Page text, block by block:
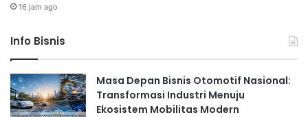
16 jam ago
Info Bisnis
Masa Depan Bisnis Otomotif Nasional:
Transformasi Industri Menuju
Ekosistem Mobilitas Modern